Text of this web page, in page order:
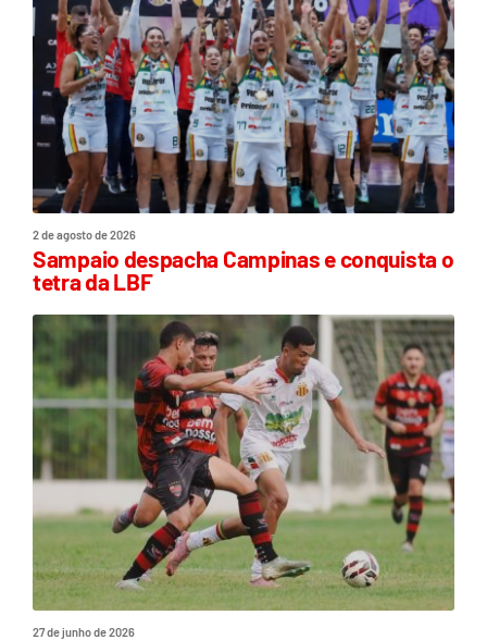
2 de agosto de 2026
Sampaio despacha Campinas e conquista o
tetra da LBF
27 de junho de 2026